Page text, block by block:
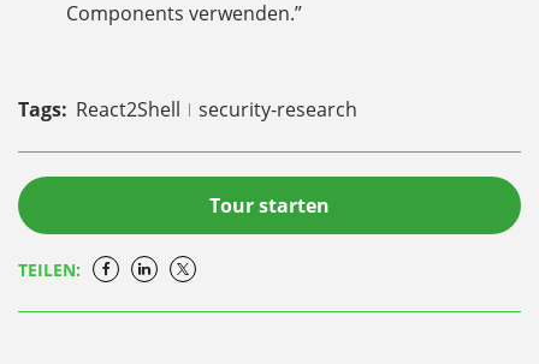
Components verwenden.”
Tags: React2Shell security-research
Tour starten
TEILEN: